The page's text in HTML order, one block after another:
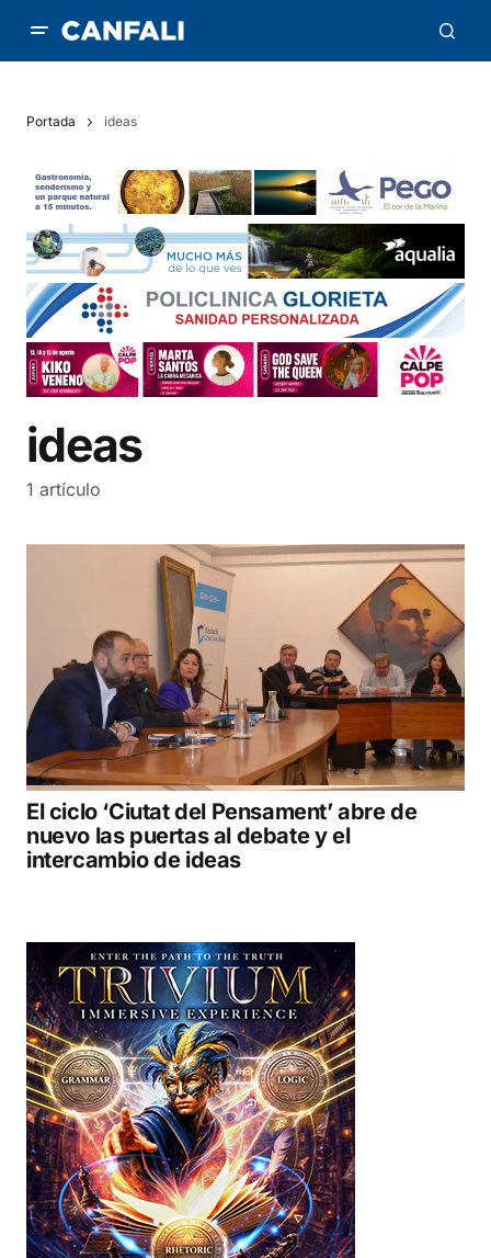
Portada ideas
ideas
1 artículo
El ciclo ‘Ciutat del Pensament’ abre de
nuevo las puertas al debate y el
intercambio de ideas